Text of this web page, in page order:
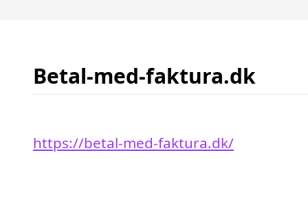
Betal-med-faktura.dk
https://betal-med-faktura.dk/